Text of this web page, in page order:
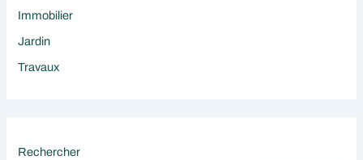
Immobilier
Jardin
Travaux
Rechercher